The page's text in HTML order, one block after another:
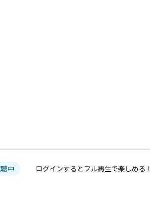
中 ログインするとフル再生で楽しめる！